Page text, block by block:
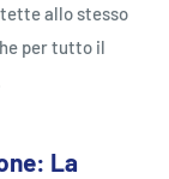
allo stesso
per tutto il
La